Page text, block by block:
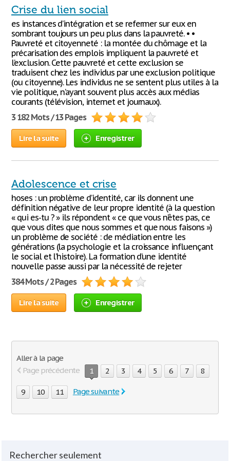
Crise du lien social
es instances d’intégration et se refermer sur eux en
sombrant toujours un peu plus dans la pauvreté. • •
Pauvreté et citoyenneté : la montée du chômage et la
précarisation des emplois impliquent la pauvreté et
l’exclusion. Cette pauvreté et cette exclusion se
traduisent chez les individus par une exclusion politique
(ou citoyenne). Les individus ne se sentent plus utiles à la
vie politique, n’ayant souvent plus accès aux médias
courants (télévision, internet et journaux).
3 182 Mots / 13 Pages
Lire la suite Enregistrer
Adolescence et crise
hoses : un problème d’identité, car ils donnent une
définition négative de leur propre identité (à la question
« qui es-tu ? » ils répondent « ce que vous n’êtes pas, ce
que vous dites que nous sommes et que nous faisons »)
un problème de société : de médiation entre les
générations (la psychologie et la croissance influençant
le social et l’histoire). La formation d’une identité
nouvelle passe aussi par la nécessité de rejeter
384 Mots / 2 Pages
Lire la suite Enregistrer
Aller à la page
Page précédente
1 2 3 4 5 6 7 8
9 10 11 Page suivante
Rechercher seulement